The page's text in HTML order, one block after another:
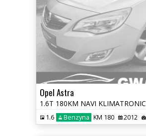
Opel Astra
1.6 Benzyna KM 180 2012